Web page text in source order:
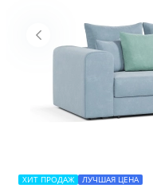
ХИТ ПРОДАЖ ЛУЧШАЯ ЦЕНА